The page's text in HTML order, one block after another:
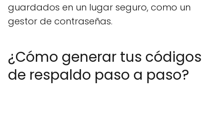
guardados en un lugar seguro, como un
gestor de contraseñas.
¿Cómo generar tus códigos
de respaldo paso a paso?